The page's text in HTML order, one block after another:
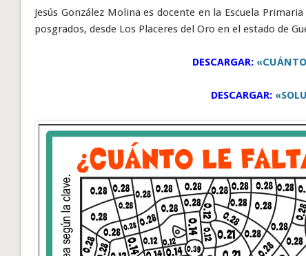
Jesús González Molina es docente en la Escuela
posgrados, desde Los Placeres del Oro en el estado de
DESCARGAR:
DESCARGAR: